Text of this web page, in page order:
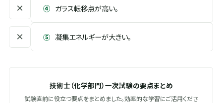
× ④ ガラス転移点が高い。
× ⑤ 凝集エネルギーが大きい。
技術士（化学部門）一次試験の要点まとめ
試験直前に役立つ要点をまとめました。効率的な学習にご活用くださ